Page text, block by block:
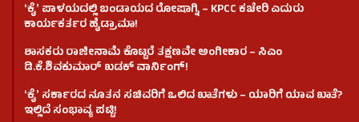
ʻಕೈʼ​ ಪಾಳಯದಲ್ಲಿ ಬಂಡಾಯದ ರೋಷಾಗ್ನಿ – KPCC ಕಚೇರಿ ಎದುರು
ಕಾರ್ಯಕರ್ತರ ಹೈಡ್ರಾಮಾ!
ಶಾಸಕರು ರಾಜೀನಾಮೆ ಕೊಟ್ಟರೆ ತಕ್ಷಣವೇ ಅಂಗೀಕಾರ – ಸಿಎಂ
ಡಿ.ಕೆ.ಶಿವಕುಮಾರ್ ಖಡಕ್ ವಾರ್ನಿಂಗ್!
ʻಕೈʼ ಸರ್ಕಾರದ ನೂತನ ಸಚಿವರಿಗೆ ಒಲಿದ ಖಾತೆಗಳು – ಯಾರಿಗೆ ಯಾವ ಖಾತೆ?
ಇಲ್ಲಿದೆ ಸಂಭಾವ್ಯ ಪಟ್ಟಿ!